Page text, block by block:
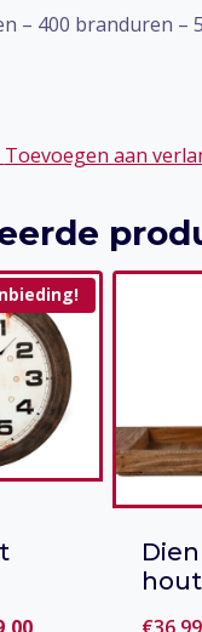
– 400 branduren –
Toevoegen aan
Huidige
hout